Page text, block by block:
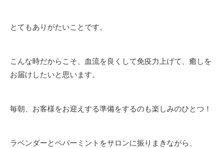
とてもありがたいことです。
こんな時だからこそ、血流を良くして免疫力上げて、癒しを
お届けしたいと思います。
毎朝、お客様をお迎えする準備をするのも楽しみのひとつ！
ラベンダーとペパーミントをサロンに振りまきながら、